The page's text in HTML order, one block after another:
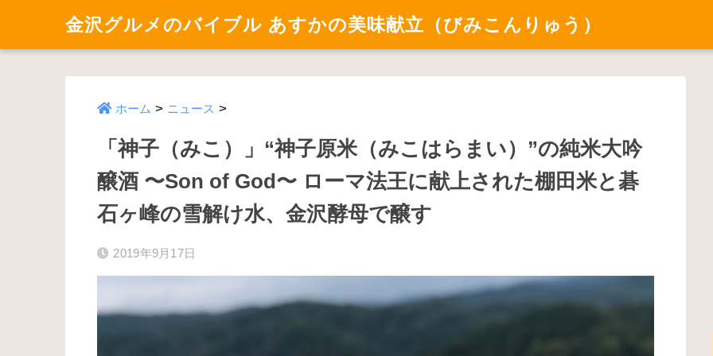
金沢グルメのバイブル あすかの美味献立（びみこんりゅう）
ホーム > ニュース >
「神子（みこ）」“神子原米（みこはらまい）”の純米大吟
醸酒 〜Son of God〜 ローマ法王に献上された棚田米と碁
石ヶ峰の雪解け水、金沢酵母で醸す
2019年9月17日